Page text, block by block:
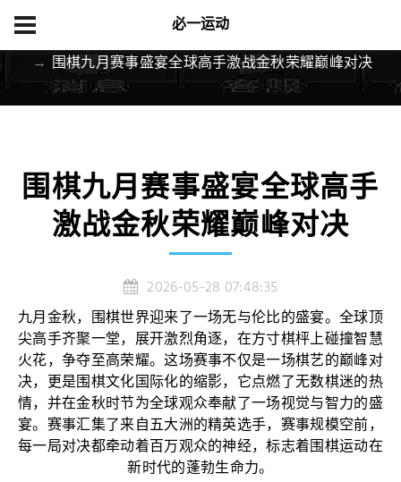
必一运动
围棋九月赛事盛宴全球高手激战金秋荣耀巅峰对决
围棋九月赛事盛宴全球高手
激战金秋荣耀巅峰对决
2026-05-28 07:48:35
九月金秋，围棋世界迎来了一场无与伦比的盛宴。全球顶
尖高手齐聚一堂，展开激烈角逐，在方寸棋枰上碰撞智慧
火花，争夺至高荣耀。这场赛事不仅是一场棋艺的巅峰对
决，更是围棋文化国际化的缩影，它点燃了无数棋迷的热
情，并在金秋时节为全球观众奉献了一场视觉与智力的盛
宴。赛事汇集了来自五大洲的精英选手，赛事规模空前，
每一局对决都牵动着百万观众的神经，标志着围棋运动在
新时代的蓬勃生命力。